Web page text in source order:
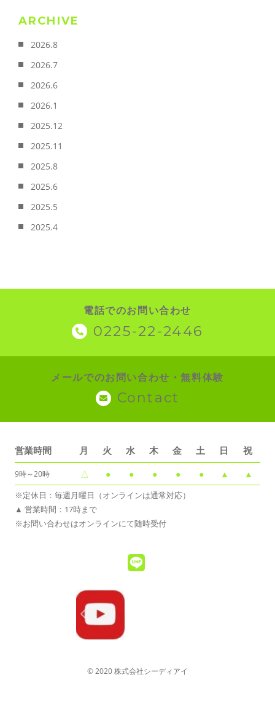
ARCHIVE
2026.8
2026.7
2026.6
2026.1
2025.12
2025.11
2025.8
2025.6
2025.5
2025.4
電話でのお問い合わせ
0225-22-2446
メールでのお問い合わせ・無料体験
Contact
営業時間 月 火 水 木 金 土 日 祝
9時～20時 △ ● ● ● ● ● ▲ ▲
※定休日：毎週月曜日（オンラインは通常対応）
▲ 営業時間：17時まで
※お問い合わせはオンラインにて随時受付
© 2020 株式会社シーディアイ